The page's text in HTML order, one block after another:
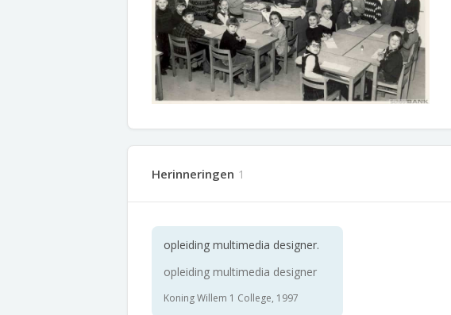
Herinneringen 1
opleiding multimedia designer.
opleiding multimedia designer
Koning Willem 1 College, 1997